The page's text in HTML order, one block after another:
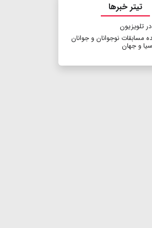
تیتر خبرها
تلویزیون
مسابقات نوجوانان و جوانان
و جهان